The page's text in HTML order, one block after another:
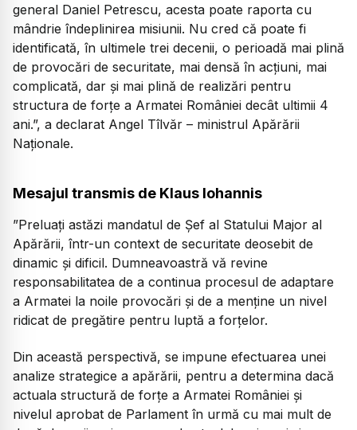
general Daniel Petrescu, acesta poate raporta cu
mândrie îndeplinirea misiunii. Nu cred că poate fi
identificată, în ultimele trei decenii, o perioadă mai plină
de provocări de securitate, mai densă în acțiuni, mai
complicată, dar și mai plină de realizări pentru
structura de forțe a Armatei României decât ultimii 4
ani.”, a declarat Angel Tîlvăr – ministrul Apărării
Naționale.
Mesajul transmis de Klaus Iohannis
”Preluați astăzi mandatul de Șef al Statului Major al
Apărării, într-un context de securitate deosebit de
dinamic și dificil. Dumneavoastră vă revine
responsabilitatea de a continua procesul de adaptare
a Armatei la noile provocări și de a menține un nivel
ridicat de pregătire pentru luptă a forțelor.
Din această perspectivă, se impune efectuarea unei
analize strategice a apărării, pentru a determina dacă
actuala structură de forțe a Armatei României și
nivelul aprobat de Parlament în urmă cu mai mult de